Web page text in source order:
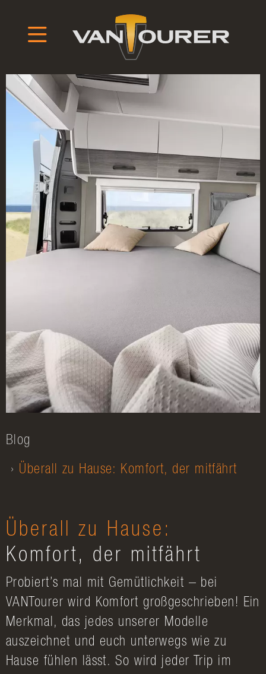
Blog
Überall zu Hause: Komfort, der mitfährt
Überall zu Hause:
Komfort, der mitfährt
Probiert’s mal mit Gemütlichkeit – bei
VANTourer wird Komfort großgeschrieben! Ein
Merkmal, das jedes unserer Modelle
auszeichnet und euch unterwegs wie zu
Hause fühlen lässt. So wird jeder Trip im